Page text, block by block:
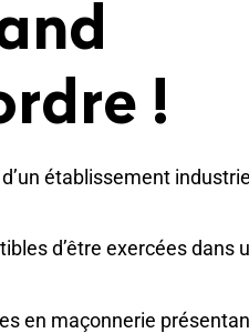
!
établissement
d’être exercées dans
en maçonnerie